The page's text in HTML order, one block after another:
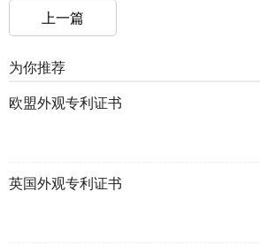
上一篇
为你推荐
欧盟外观专利证书
英国外观专利证书